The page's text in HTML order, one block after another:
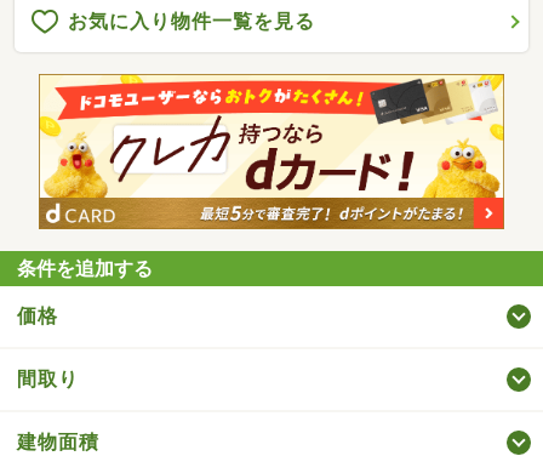
お気に入り物件一覧を見る
条件を追加する
価格
間取り
建物面積